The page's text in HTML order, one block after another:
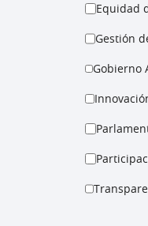
Equidad
Gestión
Gobierno
Innovación